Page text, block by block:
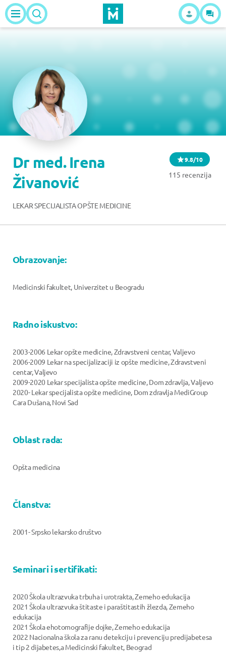
Dr med. Irena
Živanović
9.8/10
115 recenzija
LEKAR SPECIJALISTA OPŠTE MEDICINE
Obrazovanje:
Medicinski fakultet, Univerzitet u Beogradu
Radno iskustvo:
2003-2006 Lekar opšte medicine, Zdravstveni centar, Valjevo
2006-2009 Lekar na specijalizaciji iz opšte medicine, Zdravstveni
centar, Valjevo
2009-2020 Lekar specijalista opšte medicine, Dom zdravlja, Valjevo
2020- Lekar specijalista opšte medicine, Dom zdravlja MediGroup
Cara Dušana, Novi Sad
Oblast rada:
Opšta medicina
Članstva:
2001- Srpsko lekarsko društvo
Seminari i sertifikati:
2020 Škola ultrazvuka trbuha i urotrakta, Zemeho edukacija
2021 Škola ultrazvuka štitaste i paraštitastih žlezda, Zemeho
edukacija
2021 Škola ehotomografije dojke, Zemeho edukacija
2022 Nacionalna škola za ranu detekciju i prevenciju predijabetesa
i tip 2 dijabetes,a Medicinski fakultet, Beograd